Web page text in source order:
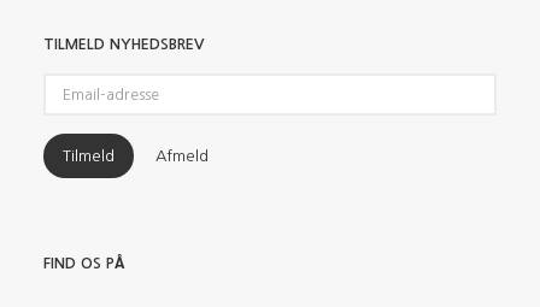
TILMELD NYHEDSBREV
adresse
Tilmeld Afmeld
FIND OS PÅ